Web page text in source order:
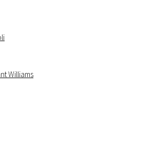
Williams